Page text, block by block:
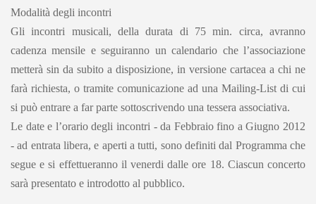
Modalità degli incontri
Gli incontri musicali, della durata di 75 min. circa, avranno
cadenza mensile e seguiranno un calendario che l’associazione
metterà sin da subito a disposizione, in versione cartacea a chi ne
farà richiesta, o tramite comunicazione ad una Mailing-List di cui
si può entrare a far parte sottoscrivendo una tessera associativa.
Le date e l’orario degli incontri - da Febbraio fino a Giugno 2012
- ad entrata libera, e aperti a tutti, sono definiti dal Programma che
segue e si effettueranno il venerdi dalle ore 18. Ciascun concerto
sarà presentato e introdotto al pubblico.